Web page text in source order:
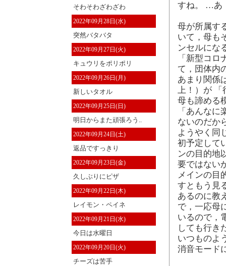
そわそわざわざわ
2022年09月28日(水)
突然バタバタ
2022年09月27日(火)
キュウリをポリポリ
2022年09月26日(月)
新しいタオル
2022年09月25日(日)
明日からまた頑張ろう..
2022年09月24日(土)
返品ですっきり
2022年09月23日(金)
久しぶりにピザ
2022年09月22日(木)
レイモン・ペイネ
2022年09月21日(水)
今日は水曜日
2022年09月20日(火)
チーズは苦手
すね。 …あ
母が所属す
いて，母も
ンセルにな
「新型コ
て，団体内
あまり関係
上！）が 「
母も諦める
「あんな
ないのだか
ようやく同
初予定して
ンの目的地
要ではない
メインの目
すともう見
あるのに教
で，一応母
いるので，
しても行き
いつものよ
消音モード